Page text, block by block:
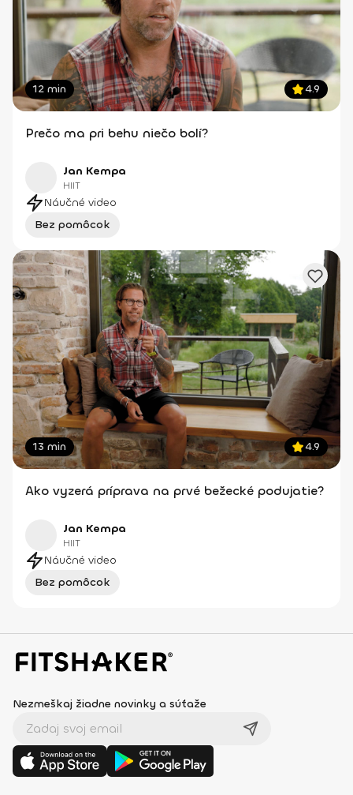
12 min 4.9
Prečo ma pri behu niečo bolí?
Jan Kempa
HIIT
Náučné video
Bez pomôcok
13 min 4.9
Ako vyzerá príprava na prvé bežecké podujatie?
Jan Kempa
HIIT
Náučné video
Bez pomôcok
Nezmeškaj žiadne novinky a súťaže